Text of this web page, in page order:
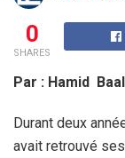
0
SHARES
Par : Hamid
Durant deux
avait retrouvé